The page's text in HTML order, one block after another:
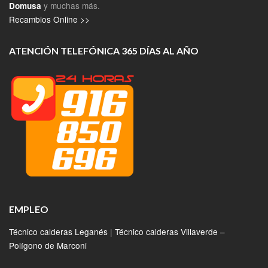
Domusa y muchas más.
Recambios Online >>
ATENCIÓN TELEFÓNICA 365 DÍAS AL AÑO
EMPLEO
Técnico calderas Leganés | Técnico calderas Villaverde –
Polígono de Marconi